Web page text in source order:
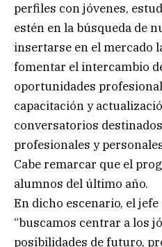
perfiles con jóvenes,
estén en la búsqueda de
insertarse en el mercado
fomentar el intercambio
oportunidades
capacitación y
conversatorios
profesionales y
Cabe remarcar que el
alumnos del último año.
En dicho escenario, el
“buscamos centrar a los
posibilidades de futuro,